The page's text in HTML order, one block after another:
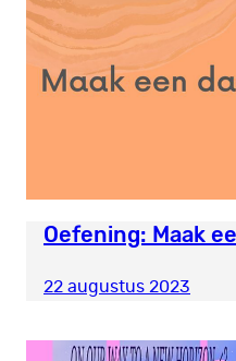
Oefening: Maak
22 augustus 2023